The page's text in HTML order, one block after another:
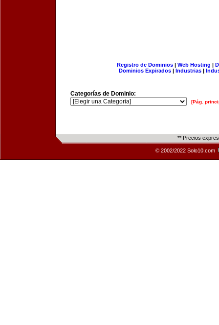
Registro de Dominios| Web Hosting |
Dominios Expirados | Industrias |
Categorías de Dominio:
[Pág.
** Precios
© 2002/2022 Solo10.com